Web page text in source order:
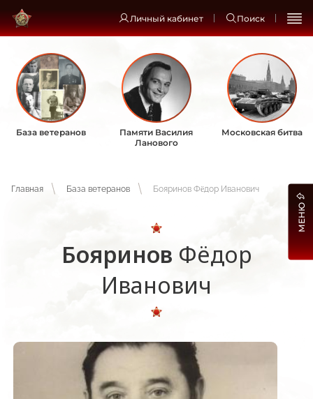
Личный кабинет Поиск
База ветеранов
Памяти Василия
Ланового
Московская битва
Главная База ветеранов Бояринов Фëдор Иванович
Бояринов Фëдор
Иванович
МЕНЮ